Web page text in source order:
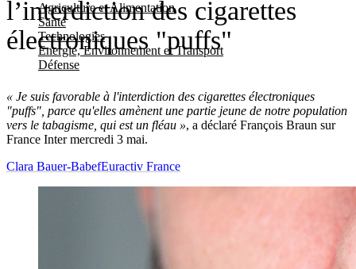
Agriculture et Alimentation
Santé
Technologies
Energie, Environnement et Transport
Défense
l’interdiction des cigarettes
électroniques "puffs"
« Je suis favorable à l'interdiction des cigarettes électroniques
"puffs", parce qu'elles amènent une partie jeune de notre population
vers le tabagisme, qui est un fléau », a déclaré François Braun sur
France Inter mercredi 3 mai.
Clara Bauer-BabefEuractiv France